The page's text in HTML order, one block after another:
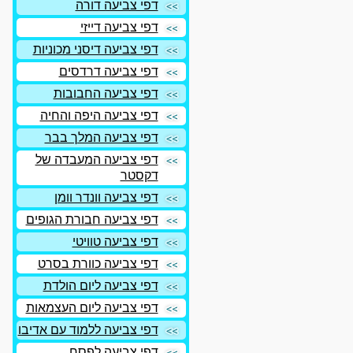
דפי צביעה דורה
דפי צביעה דייזי
דפי צביעה דיסני מכוניות
דפי צביעה דרדסים
דפי צביעה החבובות
דפי צביעה היפה והחיה
דפי צביעה המלך בבר
דפי צביעה המעבדה של
דקסטר
דפי צביעה וונדר וומן
דפי צביעה חבורת הגופים
דפי צביעה טוויטי
דפי צביעה כוורת בסרט
דפי צביעה ליום הולדת
דפי צביעה ליום העצמאות
דפי צביעה ללמוד עם אדיבו